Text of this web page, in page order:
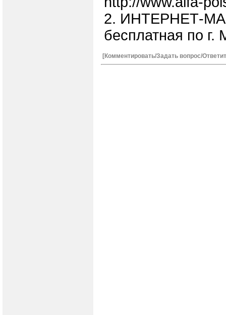
2. ИНТЕРНЕТ-
бесплатная по г.
[Комментировать/Задать вопрос/